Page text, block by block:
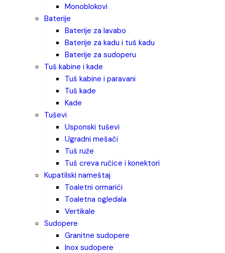
monoblokovi
baterije
baterije za lavabo
baterije za kadu i tuš kadu
baterije za sudoperu
tuš kabine i kade
tuš kabine i paravani
tuš kade
kade
tuševi
usponski tuševi
ugradni mešači
tuš ruže
tuš creva ručice i konektori
kupatilski nameštaj
toaletni ormarići
toaletna ogledala
vertikale
sudopere
granitne sudopere
inox sudopere